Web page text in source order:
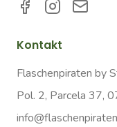
Kontakt
Flaschenpiraten by
Pol. 2, Parcela 37,